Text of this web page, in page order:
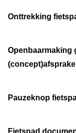
Onttrekking
Openbaarmaking
Pauzeknop
Fietspad